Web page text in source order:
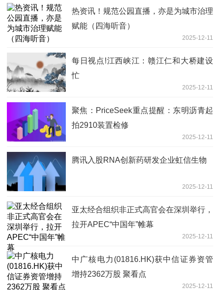
热资讯！规范公园直播，亦是为城市治理
赋能（四海听音）
2025-12-11
每日视点!江西峡江：赣江仁和大桥建设
忙
2025-12-11
聚焦：PriceSeek重点提醒：东明沥青起
拍2910装置检修
2025-12-11
腾讯入股RNA创新药研发企业虹信生物
2025-12-11
亚太经合组织非正式高官会在深圳举行，
拉开APEC“中国年”帷幕
2025-12-11
中广核电力(01816.HK)获中信证券资管
增持2362万股 聚看点
2025-12-11